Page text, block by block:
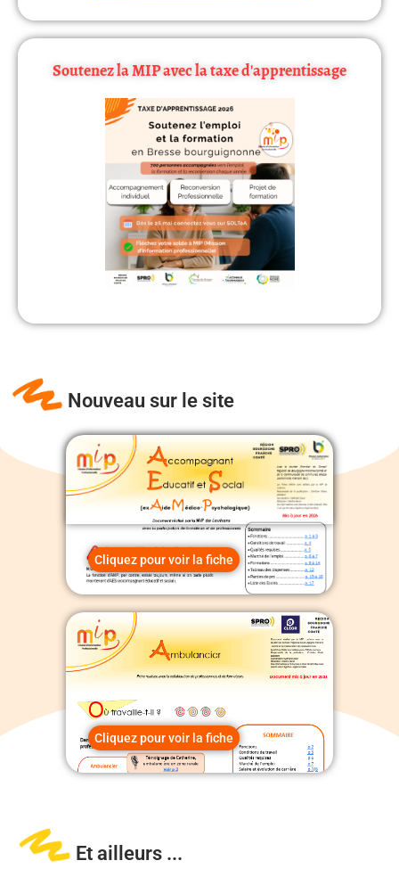
Nouveau sur le site
Soutenez la MIP avec la taxe d'apprentissage
répartition sur la plateforme SOLTéA.
Merci à nos partenaires pour leur soutien.
Cliquez pour voir la fiche
Cliquez pour voir la fiche
Et ailleurs ...